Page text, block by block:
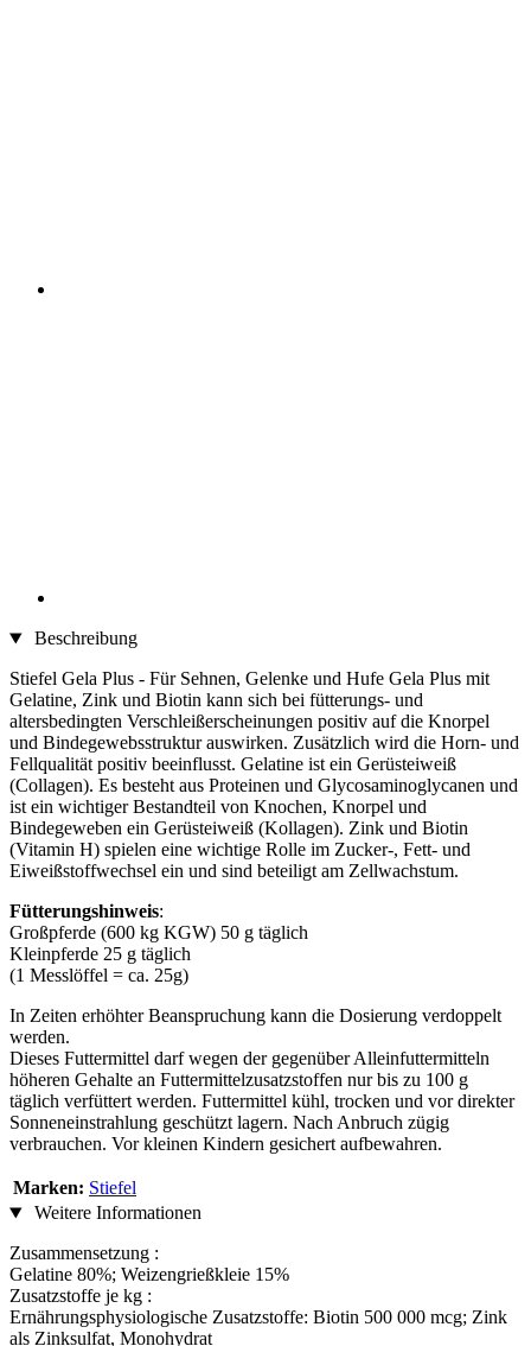
Beschreibung
Stiefel Gela Plus - Für Sehnen, Gelenke und Hufe Gela Plus mit
Gelatine, Zink und Biotin kann sich bei fütterungs- und
altersbedingten Verschleißerscheinungen positiv auf die Knorpel
und Bindegewebsstruktur auswirken. Zusätzlich wird die Horn- und
Fellqualität positiv beeinflusst. Gelatine ist ein Gerüsteiweiß
(Collagen). Es besteht aus Proteinen und Glycosaminoglycanen und
ist ein wichtiger Bestandteil von Knochen, Knorpel und
Bindegeweben ein Gerüsteiweiß (Kollagen). Zink und Biotin
(Vitamin H) spielen eine wichtige Rolle im Zucker-, Fett- und
Eiweißstoffwechsel ein und sind beteiligt am Zellwachstum.
Fütterungshinweis:
Großpferde (600 kg KGW) 50 g täglich
Kleinpferde 25 g täglich
(1 Messlöffel = ca. 25g)
In Zeiten erhöhter Beanspruchung kann die Dosierung verdoppelt
werden.
Dieses Futtermittel darf wegen der gegenüber Alleinfuttermitteln
höheren Gehalte an Futtermittelzusatzstoffen nur bis zu 100 g
täglich verfüttert werden. Futtermittel kühl, trocken und vor direkter
Sonneneinstrahlung geschützt lagern. Nach Anbruch zügig
verbrauchen. Vor kleinen Kindern gesichert aufbewahren.
Marken: Stiefel
Weitere Informationen
Zusammensetzung :
Gelatine 80%; Weizengrießkleie 15%
Zusatzstoffe je kg :
Ernährungsphysiologische Zusatzstoffe: Biotin 500 000 mcg; Zink
als Zinksulfat, Monohydrat